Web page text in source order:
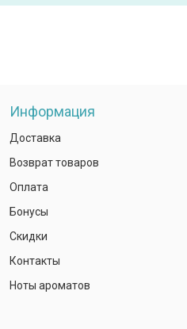
Информация
Доставка
Возврат товаров
Оплата
Бонусы
Скидки
Контакты
Ноты ароматов